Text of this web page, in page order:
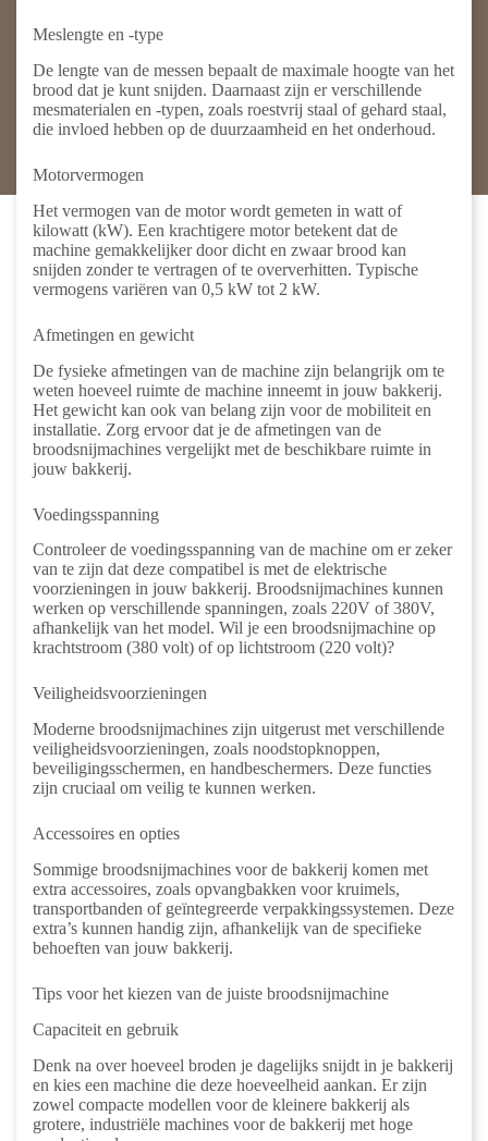
Meslengte en -type
De lengte van de messen bepaalt de maximale hoogte van het
brood dat je kunt snijden. Daarnaast zijn er verschillende
mesmaterialen en -typen, zoals roestvrij staal of gehard staal,
die invloed hebben op de duurzaamheid en het onderhoud.
Motorvermogen
Het vermogen van de motor wordt gemeten in watt of
kilowatt (kW). Een krachtigere motor betekent dat de
machine gemakkelijker door dicht en zwaar brood kan
snijden zonder te vertragen of te oververhitten. Typische
vermogens variëren van 0,5 kW tot 2 kW.
Afmetingen en gewicht
De fysieke afmetingen van de machine zijn belangrijk om te
weten hoeveel ruimte de machine inneemt in jouw bakkerij.
Het gewicht kan ook van belang zijn voor de mobiliteit en
installatie. Zorg ervoor dat je de afmetingen van de
broodsnijmachines vergelijkt met de beschikbare ruimte in
jouw bakkerij.
Voedingsspanning
Controleer de voedingsspanning van de machine om er zeker
van te zijn dat deze compatibel is met de elektrische
voorzieningen in jouw bakkerij. Broodsnijmachines kunnen
werken op verschillende spanningen, zoals 220V of 380V,
afhankelijk van het model. Wil je een broodsnijmachine op
krachtstroom (380 volt) of op lichtstroom (220 volt)?
Veiligheidsvoorzieningen
Moderne broodsnijmachines zijn uitgerust met verschillende
veiligheidsvoorzieningen, zoals noodstopknoppen,
beveiligingsschermen, en handbeschermers. Deze functies
zijn cruciaal om veilig te kunnen werken.
Accessoires en opties
Sommige broodsnijmachines voor de bakkerij komen met
extra accessoires, zoals opvangbakken voor kruimels,
transportbanden of geïntegreerde verpakkingssystemen. Deze
extra’s kunnen handig zijn, afhankelijk van de specifieke
behoeften van jouw bakkerij.
Tips voor het kiezen van de juiste broodsnijmachine
Capaciteit en gebruik
Denk na over hoeveel broden je dagelijks snijdt in je bakkerij
en kies een machine die deze hoeveelheid aankan. Er zijn
zowel compacte modellen voor de kleinere bakkerij als
grotere, industriële machines voor de bakkerij met hoge